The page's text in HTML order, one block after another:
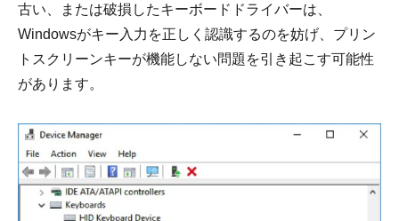
古い、または破損したキーボードドライバーは、
Windowsがキー入力を正しく認識するのを妨げ、プリン
トスクリーンキーが機能しない問題を引き起こす可能性
があります。